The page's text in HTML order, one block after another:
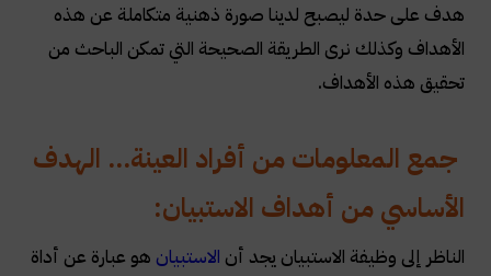
هدف على حدة ليصبح لدينا صورة ذهنية متكاملة عن هذه
الأهداف وكذلك نرى الطريقة الصحيحة التي تمكن الباحث من
تحقيق هذه الأهداف.
جمع المعلومات من أفراد العينة... الهدف
الأساسي من أهداف الاستبيان:
الناظر إلى وظيفة الاستبيان يجد أن الاستبيان هو عبارة عن أداة